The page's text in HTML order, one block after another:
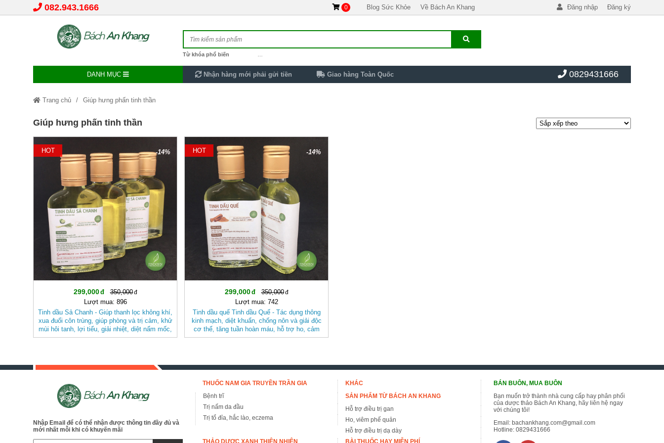
082.943.1666 0 Blog Sức Khỏe Về Bách An Khang Đăng nhập Đăng ký
Từ khóa phổ biến
DANH MỤC Nhận hàng mới phải gửi tiền Giao hàng Toàn Quốc 0829431666
Trang chủ Giúp hưng phấn tinh thần
Giúp hưng phấn tinh thần
-14%
HOT
299,000
350,000
Lượt mua: 896
Tinh dầu Sả Chanh - Giúp thanh lọc không khí,
xua đuổi côn trùng, giúp phòng và trị cảm, khử
mùi hôi tanh, lợi tiểu, giải nhiệt, diệt nấm mốc,
iảm đau, chống viêm, sát trùng, trị nấm JD231
-14%
HOT
299,000
350,000
Lượt mua: 742
Tinh dầu quế Tinh dầu Quế - Tác dụng thông
kinh mạch, diệt khuẩn, chống nôn và giải độc
cơ thể, tăng tuần hoàn máu, hỗ trợ ho, cảm
lạnh, tê buốt cơ xương, đau đầu JD230
Nhập Email để có thể nhận được thông tin đầy đủ và
mới nhất mỗi khi có khuyến mãi
THUỐC NAM GIA TRUYỀN TRẦN GIA
Bệnh trĩ
Trị nấm da đầu
Trị tổ đỉa, hắc lào, eczema
KHÁC
SẢN PHẨM TỪ BÁCH AN KHANG
Hỗ trợ điều trị gan
Ho, viêm phế quản
Hỗ trợ điều trị dạ dày
THẢO DƯỢC XANH THIÊN NHIÊN
BÀI THUỐC HAY MIỄN PHÍ
BÁN BUÔN, MUA BUÔN
Bạn muốn trở thành nhà cung cấp hay phân phối
của dược thảo Bách An Khang, hãy liên hệ ngay
với chúng tôi!
Email:bachankhang.com@gmail.com
Hotline:0829431666